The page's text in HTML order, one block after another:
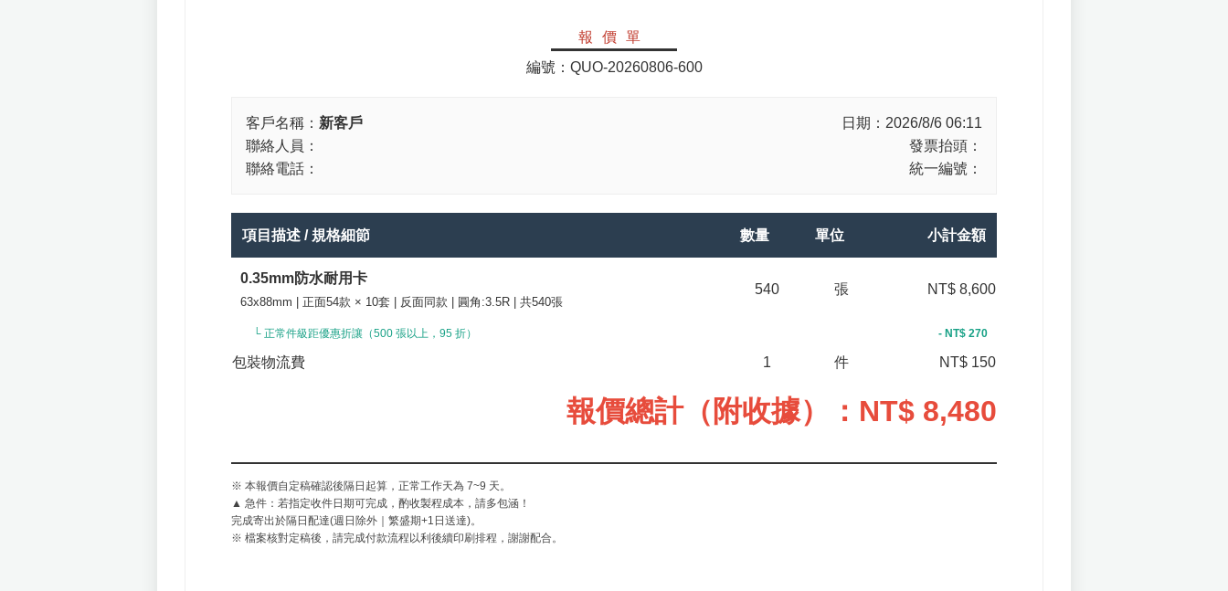
報價單
編號： QUO-20260806-600
客戶名稱： 新客戶
聯絡人員：
聯絡電話：
日期： 2026/8/6 06:11
發票抬頭：
統一編號：
項目描述 / 規格細節 數量 單位 小計金額
0.35mm防水耐用卡
63x88mm | 正面54款 × 10套 | 反面同款 | 圓角:3.5R | 共540張
540 張 NT$ 8,600
└ 正常件級距優惠折讓（500 張以上，95 折） - NT$ 270
包裝物流費 1 件 NT$ 150
報價總計（附收據） ：NT$ 8,480
※ 本報價自定稿確認後隔日起算，正常工作天為 7~9 天。
▲ 急件：若指定收件日期可完成，酌收製程成本，請多包涵！
完成寄出於隔日配達(週日除外｜繁盛期+1日送達)。
※ 檔案核對定稿後，請完成付款流程以利後續印刷排程，謝謝配合。